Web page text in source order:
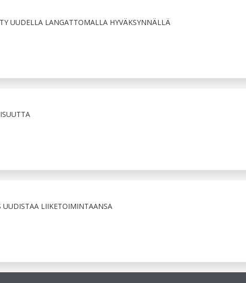
UUDELLA LANGATTOMALLA HYVÄKSYNNÄLLÄ
UUDISTAA LIIKETOIMINTAANSA